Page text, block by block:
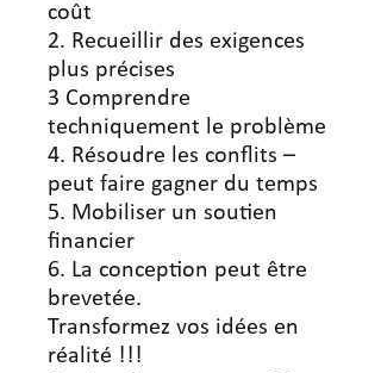
coût
2. Recueillir des exigences
plus précises
3 Comprendre
techniquement le problème
4. Résoudre les conflits –
peut faire gagner du temps
5. Mobiliser un soutien
financier
6. La conception peut être
brevetée.
Transformez vos idées en
réalité !!!